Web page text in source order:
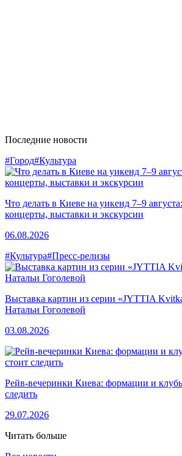
Последние новости
#Город#Культура
Что делать в Киеве на уикенд 7–9
концерты, выставки и экскурсии
06.08.2026
#Культура#Пресс-релизы
Выставка картин из серии «JYTTIA
Натальи Гоголевой
03.08.2026
Рейв-вечеринки Киева: формации и
следить
29.07.2026
Читать больше